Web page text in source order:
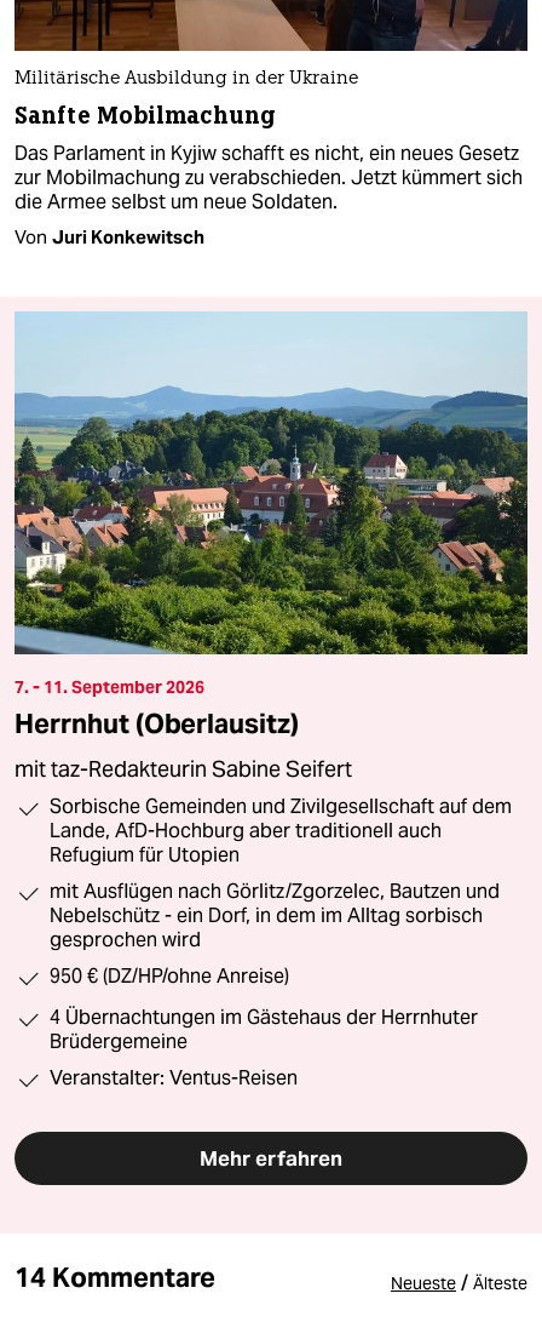
Militärische Ausbildung in der Ukraine
Sanfte Mobilmachung
Das Parlament in Kyjiw schafft es nicht, ein neues Gesetz
zur Mobilmachung zu verabschieden. Jetzt kümmert sich
die Armee selbst um neue Soldaten.
Von Juri Konkewitsch
7. - 11. September 2026
Herrnhut (Oberlausitz)
mit taz-Redakteurin Sabine Seifert
Sorbische Gemeinden und Zivilgesellschaft auf dem
Lande, AfD-Hochburg aber traditionell auch
Refugium für Utopien
mit Ausflügen nach Görlitz/Zgorzelec, Bautzen und
Nebelschütz - ein Dorf, in dem im Alltag sorbisch
gesprochen wird
950 € (DZ/HP/ohne Anreise)
4 Übernachtungen im Gästehaus der Herrnhuter
Brüdergemeine
Veranstalter: Ventus-Reisen
Mehr erfahren
14 Kommentare Neueste / Älteste